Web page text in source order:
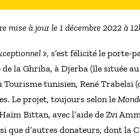
mise à jour le 1 décembre 2022 à
», s’est félicité le porte-
la Ghriba, à Djerba (île située
tunisien, René Trabelsi
Le projet, toujours selon le
Bittan, avec l’aide de Zvi
d’autres donateurs, dont la